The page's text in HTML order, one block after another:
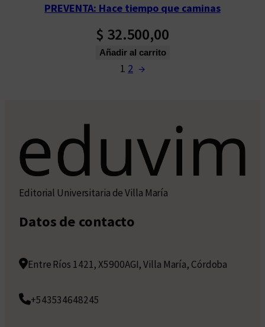
PREVENTA: Hace tiempo que caminas
$ 32.500,00
Añadir al carrito
1 2 →
Editorial Universitaria de Villa María
Datos de contacto
Entre Ríos 1421, X5900AGI, Villa María, Córdoba
+543534648245